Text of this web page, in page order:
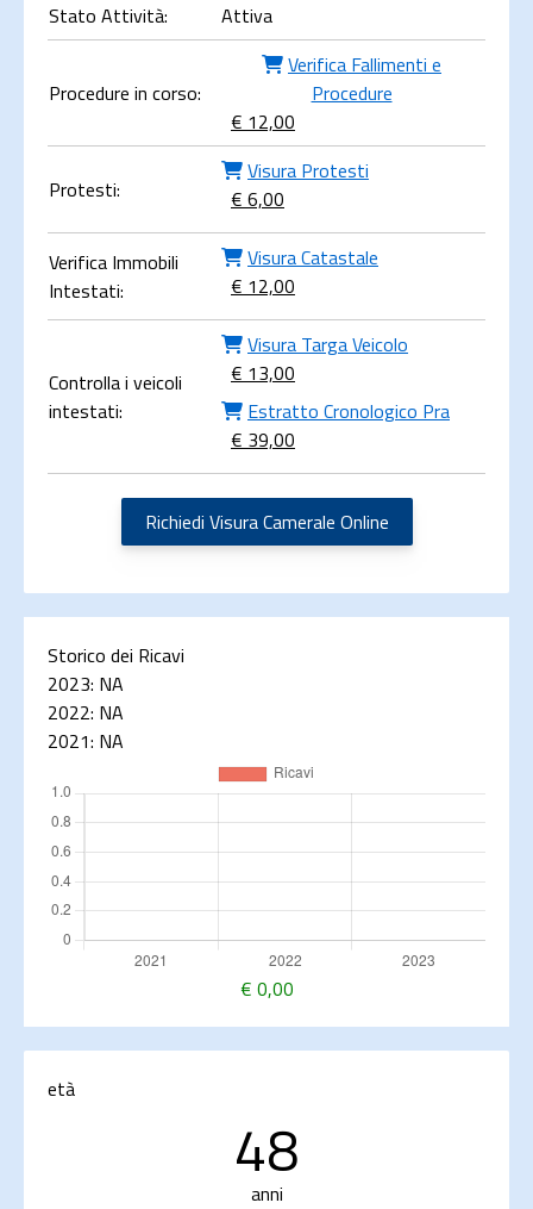
Stato Attività:
Attiva
Procedure in corso:
Verifica Fallimenti e
Procedure
€ 12,00
Protesti:
Visura Protesti
€ 6,00
Verifica Immobili
Intestati:
Visura Catastale
€ 12,00
Controlla i veicoli
intestati:
Visura Targa Veicolo
€ 13,00
Estratto Cronologico Pra
€ 39,00
Richiedi Visura Camerale Online
Storico dei Ricavi
2023: NA
2022: NA
2021: NA
€ 0,00
età
48
anni